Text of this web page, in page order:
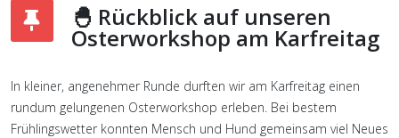
🐣 Rückblick auf unseren
Osterworkshop am Karfreitag
In kleiner, angenehmer Runde durften wir am Karfreitag einen
rundum gelungenen Osterworkshop erleben. Bei bestem
Frühlingswetter konnten Mensch und Hund gemeinsam viel Neues